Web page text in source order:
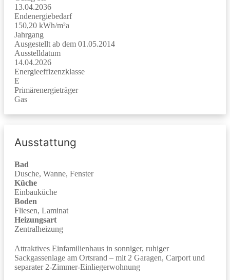
13.04.2036
Endenergiebedarf
150,20 kWh/m²a
Jahrgang
Ausgestellt ab dem 01.05.2014
Ausstelldatum
14.04.2026
Energieeffizenzklasse
E
Primärenergieträger
Gas
Ausstattung
Bad
Dusche, Wanne, Fenster
Küche
Einbauküche
Boden
Fliesen, Laminat
Heizungsart
Zentralheizung
Attraktives Einfamilienhaus in sonniger, ruhiger
Sackgassenlage am Ortsrand – mit 2 Garagen, Carport und
separater 2-Zimmer-Einliegerwohnung